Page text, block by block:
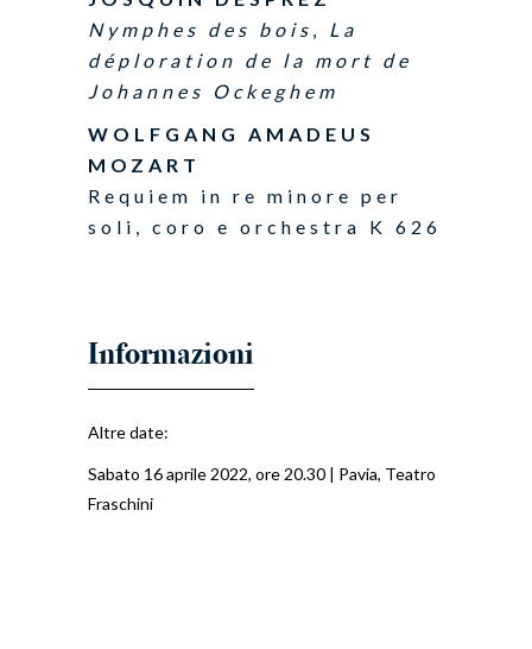
Nymphes des bois , La
déploration de la mort de
Johannes Ockeghem
WOLFGANG AMADEUS
MOZART
Requiem in re minore per
soli, coro e orchestra K 626
Altre date:
Sabato 16 aprile 2022, ore 20.30 | Pavia, Teatro
Fraschini